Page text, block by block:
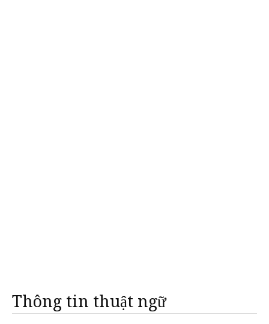
Thông tin thuật ngữ